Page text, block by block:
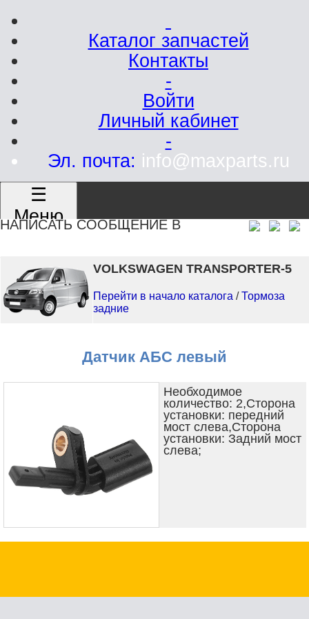
Каталог запчастей
Контакты
-
Войти
Личный кабинет
-
Эл. почта: info@maxparts.ru
☰
Меню
НАПИСАТЬ СООБЩЕНИЕ В
VOLKSWAGEN TRANSPORTER-5
Перейти в начало каталога /Тормоза
задние
Датчик АБС левый
Необходимое
количество: 2,Сторона
установки: передний
мост слева,Сторона
установки: Задний мост
слева;